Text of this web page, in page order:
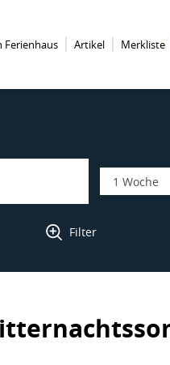
Ferienhaus Artikel Merkliste
Filter